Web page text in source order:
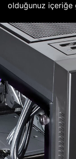
olduğunuz içeriğe